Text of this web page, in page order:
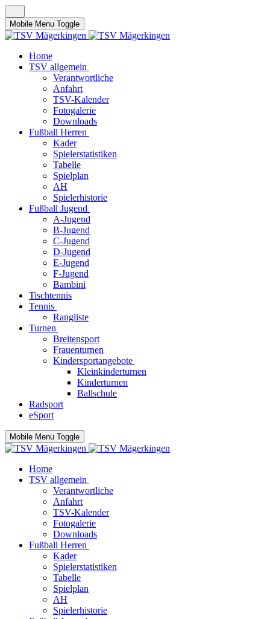
Mobile Menu Toggle
Home
TSV allgemein
Verantwortliche
Anfahrt
TSV-Kalender
Fotogalerie
Downloads
Fußball Herren
Kader
Spielerstatistiken
Tabelle
Spielplan
AH
Spielerhistorie
Fußball Jugend
A-Jugend
B-Jugend
C-Jugend
D-Jugend
E-Jugend
F-Jugend
Bambini
Tischtennis
Tennis
Rangliste
Turnen
Breitensport
Frauenturnen
Kindersportangebote
Kleinkinderturnen
Kinderturnen
Ballschule
Radsport
eSport
Mobile Menu Toggle
Home
TSV allgemein
Verantwortliche
Anfahrt
TSV-Kalender
Fotogalerie
Downloads
Fußball Herren
Kader
Spielerstatistiken
Tabelle
Spielplan
AH
Spielerhistorie